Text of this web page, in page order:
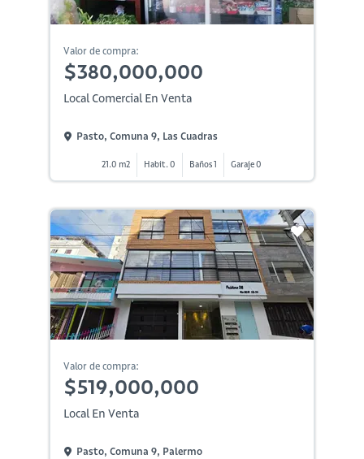
Valor de compra:
$380,000,000
Local Comercial En Venta
Pasto, Comuna 9, Las Cuadras
21.0 m2 Habit. 0 Baños 1 Garaje 0
Valor de compra:
$519,000,000
Local En Venta
Pasto, Comuna 9, Palermo